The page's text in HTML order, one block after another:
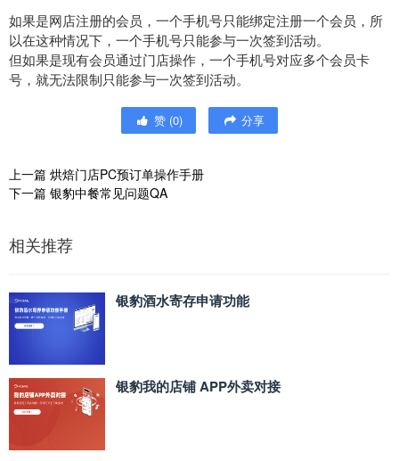
如果是网店注册的会员，一个手机号只能绑定注册一个会员，所
以在这种情况下，一个手机号只能参与一次签到活动。
但如果是现有会员通过门店操作，一个手机号对应多个会员卡
号，就无法限制只能参与一次签到活动。
赞 (0) 分享
上一篇 烘焙门店PC预订单操作手册
下一篇 银豹中餐常见问题QA
相关推荐
银豹酒水寄存申请功能
银豹我的店铺 APP外卖对接